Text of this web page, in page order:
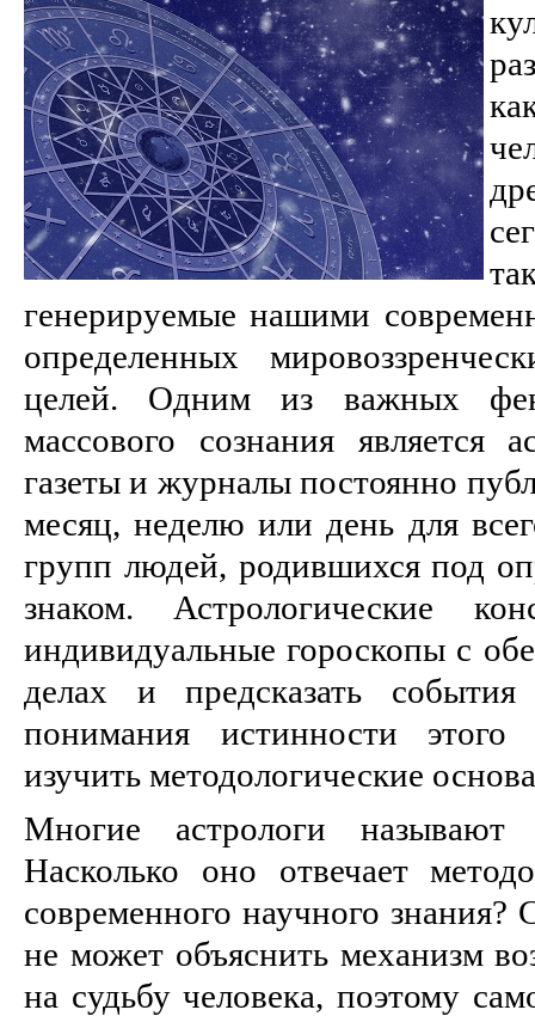
генерируемые нашими
определенных
целей. Одним из важных
массового сознания является
газеты и журналы постоянно
месяц, неделю или день для
групп людей, родившихся под
знаком. Астрологические
индивидуальные гороскопы с
делах и предсказать
понимания истинности этого
изучить методологические
Многие астрологи
Насколько оно отвечает
современного научного знания?
не может объяснить механизм
на судьбу человека, поэтому